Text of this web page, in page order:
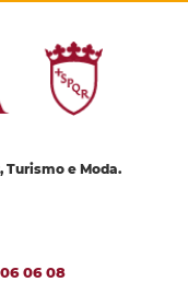
Turismo e Moda.
06 06 08